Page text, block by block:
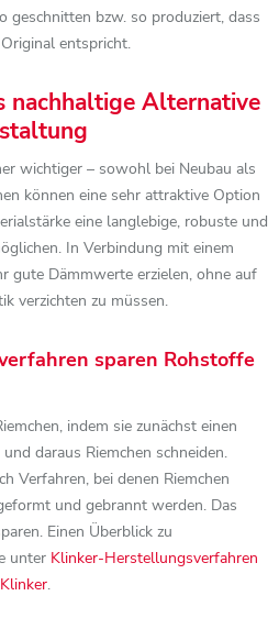
geschnitten bzw. so produziert, dass
entspricht.
nachhaltige Alternative
wichtiger – sowohl bei Neubau als
können eine sehr attraktive Option
eine langlebige, robuste und
In Verbindung mit einem
gute Dämmwerte erzielen, ohne auf
verzichten zu müssen.
sparen Rohstoffe
indem sie zunächst einen
daraus Riemchen schneiden.
Verfahren, bei denen Riemchen
und gebrannt werden. Das
Einen Überblick zu
unter Klinker-Herstellungsverfahren
.